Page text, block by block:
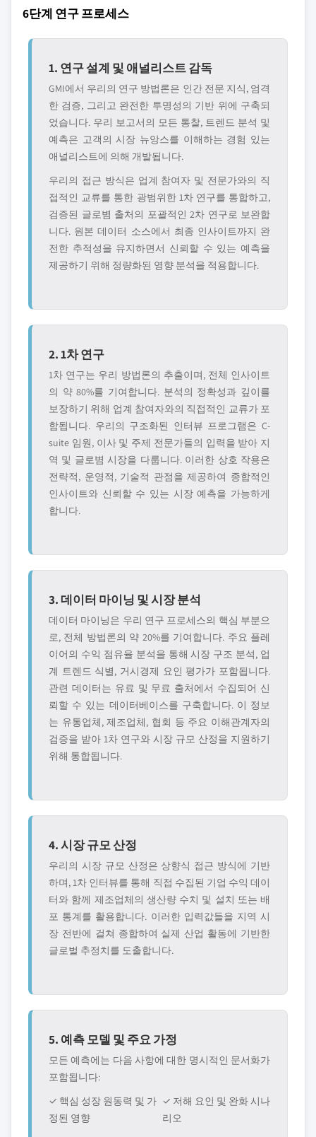
6단계 연구 프로세스
1. 연구 설계 및 애널리스트 감독
GMI에서 우리의 연구 방법론은 인간 전문 지식, 엄격
한 검증, 그리고 완전한 투명성의 기반 위에 구축되
었습니다. 우리 보고서의 모든 통찰, 트렌드 분석 및
예측은 고객의 시장 뉴앙스를 이해하는 경험 있는
애널리스트에 의해 개발됩니다.
우리의 접근 방식은 업계 참여자 및 전문가와의 직
접적인 교류를 통한 광범위한 1차 연구를 통합하고,
검증된 글로볌 출처의 포괄적인 2차 연구로 보완합
니다. 원본 데이터 소스에서 최종 인사이트까지 완
전한 추적성을 유지하면서 신뢰할 수 있는 예측을
제공하기 위해 정량화된 영향 분석을 적용합니다.
2. 1차 연구
1차 연구는 우리 방법론의 추출이며, 전체 인사이트
의 약 80%를 기여합니다. 분석의 정확성과 깊이를
보장하기 위해 업계 참여자와의 직접적인 교류가 포
함됩니다. 우리의 구조화된 인터뷰 프로그램은 C-
suite 임원, 이사 및 주제 전문가들의 입력을 받아 지
역 및 글로볌 시장을 다룹니다. 이러한 상호 작용은
전략적, 운영적, 기술적 관점을 제공하여 종합적인
인사이트와 신뢰할 수 있는 시장 예측을 가능하게
합니다.
3. 데이터 마이닝 및 시장 분석
데이터 마이닝은 우리 연구 프로세스의 핵심 부분으
로, 전체 방법론의 약 20%를 기여합니다. 주요 플레
이어의 수익 점유율 분석을 통해 시장 구조 분석, 업
계 트렌드 식별, 거시경제 요인 평가가 포함됩니다.
관련 데이터는 유료 및 무료 출처에서 수집되어 신
뢰할 수 있는 데이터베이스를 구축합니다. 이 정보
는 유통업체, 제조업체, 협회 등 주요 이해관계자의
검증을 받아 1차 연구와 시장 규모 산정을 지원하기
위해 통합됩니다.
4. 시장 규모 산정
우리의 시장 규모 산정은 상향식 접근 방식에 기반
하며, 1차 인터뷰를 통해 직접 수집된 기업 수익 데이
터와 함께 제조업체의 생산량 수치 및 설치 또는 배
포 통계를 활용합니다. 이러한 입력값들을 지역 시
장 전반에 걸쳐 종합하여 실제 산업 활동에 기반한
글로벌 추정치를 도출합니다.
5. 예측 모델 및 주요 가정
모든 예측에는 다음 사항에 대한 명시적인 문서화가
포함됩니다:
✓ 핵심 성장 원동력 및 가
정된 영향
✓ 저해 요인 및 완화 시나
리오